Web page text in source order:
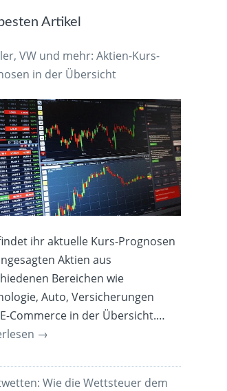
Artikel
VW und mehr: Aktien-Kurs-
in der Übersicht
ihr aktuelle Kurs-Prognosen
Aktien aus
Bereichen wie
Auto, Versicherungen
Commerce in der Übersicht.…
→
Wie die Wettsteuer dem